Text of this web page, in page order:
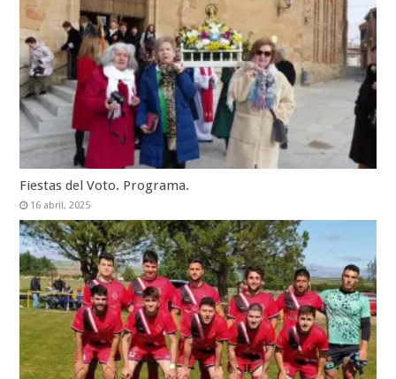
Fiestas del Voto. Programa.
16 abril, 2025